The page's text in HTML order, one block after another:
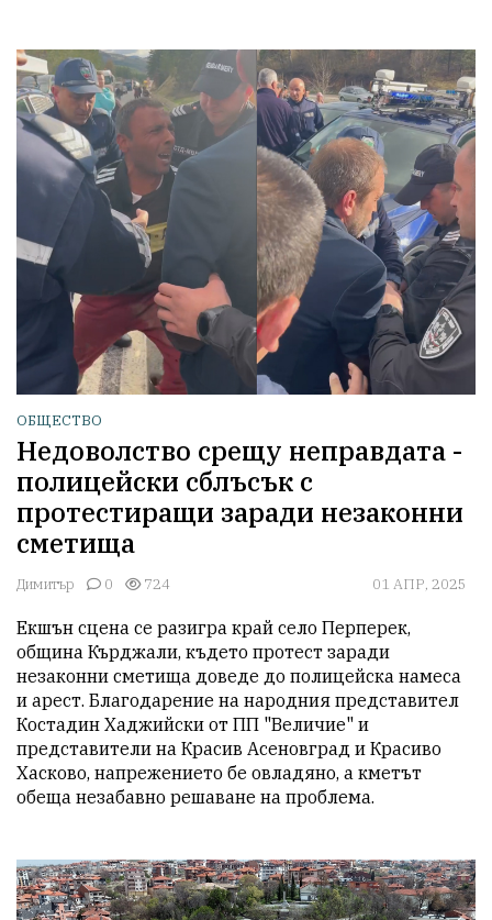
ОБЩЕСТВО
Недоволство срещу неправдата -
полицейски сблъсък с
протестиращи заради незаконни
сметища
Димитър 0 724 01 АПР, 2025
Екшън сцена се разигра край село Перперек,
община Кърджали, където протест заради
незаконни сметища доведе до полицейска намеса
и арест. Благодарение на народния представител
Костадин Хаджийски от ПП "Величие" и
представители на Красив Асеновград и Красиво
Хасково, напрежението бе овладяно, а кметът
обеща незабавно решаване на проблема.